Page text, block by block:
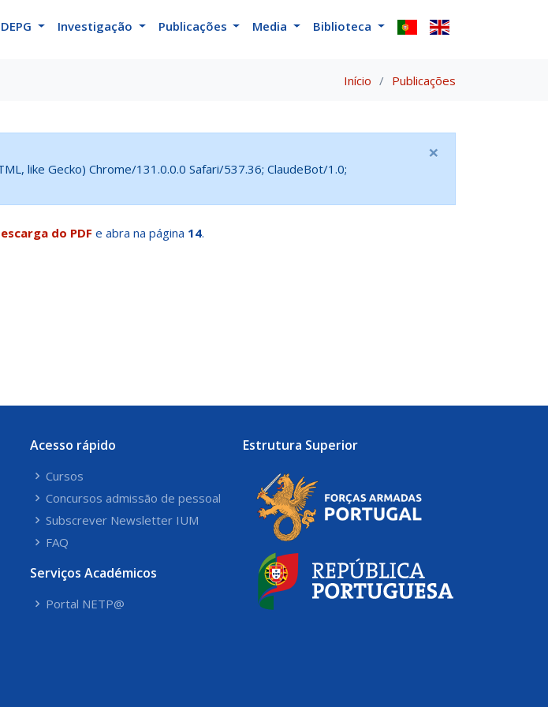
DEPG Investigação Publicações Media Biblioteca
Início Publicações
like Gecko) Chrome/131.0.0.0 Safari/537.36; ClaudeBot/1.0;
×
do PDF e abra na página 14.
Acesso rápido
Cursos
Concursos admissão de pessoal
Subscrever Newsletter IUM
FAQ
Serviços Académicos
Portal NETP@
Estrutura Superior